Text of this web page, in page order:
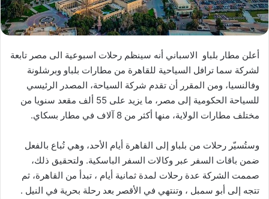
أعلن مطار بلباو الاسباني أنه سينظم رحلات اسبوعية الى مصر تابعة
لشركة سما ترافل السياحية للقاهرة من مطارات بلباو وبرشلونة
وفالنسيا، ومن المقرر أن تقدم شركة السياحة، المصدر الرئيسي
للسياحة الحكومية إلى مصر، ما يزيد على 55 ألف مقعد سنويا من
مختلف مطارات الولاية، منها أكثر من 8 آلاف في مطار بسكاي.
وستُسيّر رحلات من بلباو إلى القاهرة أيام الأحد، وهي تُباع بالفعل
ضمن باقات السفر عبر وكالات السفر الباسكية. ولتحقيق ذلك،
صممت الشركة عدة رحلات لمدة ثمانية أيام ، تبدأ من القاهرة، ثم
تتجه إلى أبو سمبل ، وتنتهي في الأقصر بعد رحلة بحرية في النيل .